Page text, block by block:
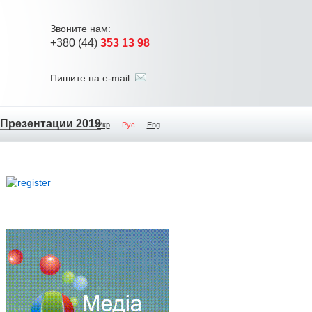
Звоните нам:
+380 (44) 353 13 98
Пишите на e-mail:
Презентации 2019Укр Рус Eng